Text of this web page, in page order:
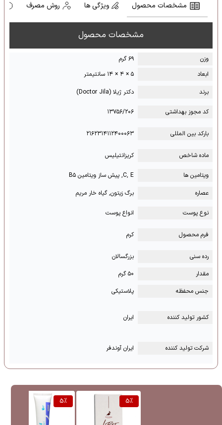
مشخصات محصول ویژگی ها روش مصرف
مشخصات محصول
وزن
۶۹ گرم
ابعاد
۵ × ۴ × ۱۴ سانتیمتر
برند
دکتر ژیلا (Doctor Jila)
کد مجوز بهداشتی ۱۳۷۵۶/۲۰۶
بارکد بین المللی ۲۱۶۲۳۱۴۱۱۲۴۰۰۰۶۳
ماده شاخص کریزانتیلیس
ویتامین ها
C, E, پیش ساز ویتامین B۵
عصاره
برگ زیتون, گیاه خار مریم
نوع پوست انواع پوست
فرم محصول کرم
رده سنی
بزرگسالان
مقدار
۵۰ گرم
جنس محفظه
پلاستیکی
کشور تولید کننده ایران
شرکت تولید کننده ایران آوندفر
5%
5%